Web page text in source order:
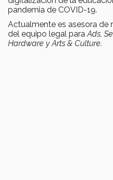
pandemia de COVID-19.
Actualmente es asesora de
del equipo legal para Ads,
Hardware y Arts & Culture.